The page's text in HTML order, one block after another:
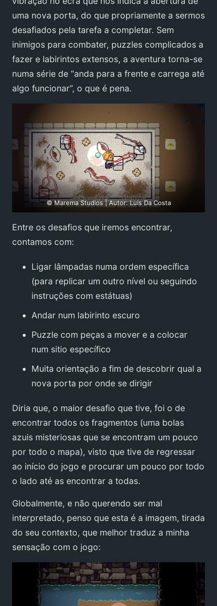
uma nova porta, do que propriamente a sermos
desafiados pela tarefa a completar. Sem
inimigos para combater, puzzles complicados a
fazer e labirintos extensos, a aventura torna-se
numa série de “anda para a frente e carrega até
algo funcionar”, o que é pena.
© Marema Studios | Autor: Luis Da Costa
Entre os desafios que iremos encontrar,
contamos com:
Ligar lâmpadas numa ordem específica
(para replicar um outro nível ou seguindo
instruções com estátuas)
Andar num labirinto escuro
Puzzle com peças a mover e a colocar
num sitio específico
Muita orientação a fim de descobrir qual a
nova porta por onde se dirigir
Diria que, o maior desafio que tive, foi o de
encontrar todos os fragmentos (uma bolas
azuis misteriosas que se encontram um pouco
por todo o mapa), visto que tive de regressar
ao início do jogo e procurar um pouco por todo
o lado até as encontrar a todas.
Globalmente, e não querendo ser mal
interpretado, penso que esta é a imagem, tirada
do seu contexto, que melhor traduz a minha
sensação com o jogo: